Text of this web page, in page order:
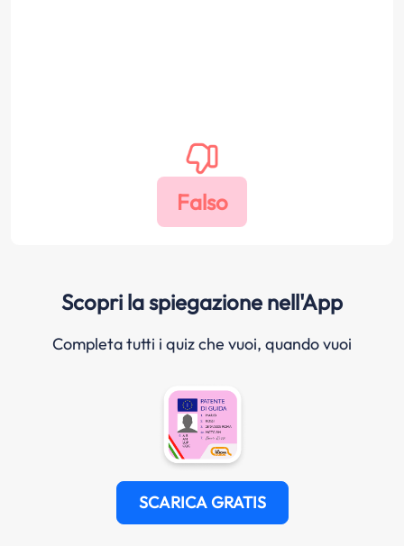
Scopri la spiegazione nell'App
Completa tutti i quiz che vuoi, quando vuoi
SCARICA GRATIS